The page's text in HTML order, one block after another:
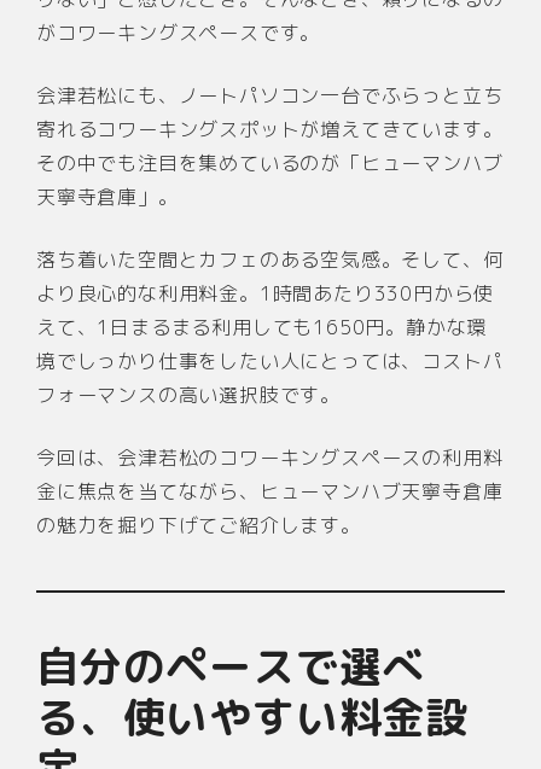
がコワーキングスペースです。
会津若松にも、ノートパソコン一台でふらっと立ち
寄れるコワーキングスポットが増えてきています。
その中でも注目を集めているのが「ヒューマンハブ
天寧寺倉庫」。
落ち着いた空間とカフェのある空気感。そして、何
より良心的な利用料金。1時間あたり330円から使
えて、1日まるまる利用しても1650円。静かな環
境でしっかり仕事をしたい人にとっては、コストパ
フォーマンスの高い選択肢です。
今回は、会津若松のコワーキングスペースの利用料
金に焦点を当てながら、ヒューマンハブ天寧寺倉庫
の魅力を掘り下げてご紹介します。
自分のペースで選べ
る、使いやすい料金設